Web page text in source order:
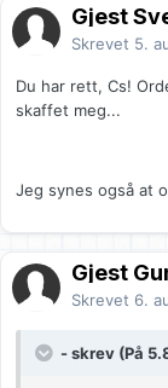
Gjest
Skrevet 5.
Du har rett, Cs!
skaffet meg...
Jeg synes også at
Gjest
Skrevet 6.
- skrev (På